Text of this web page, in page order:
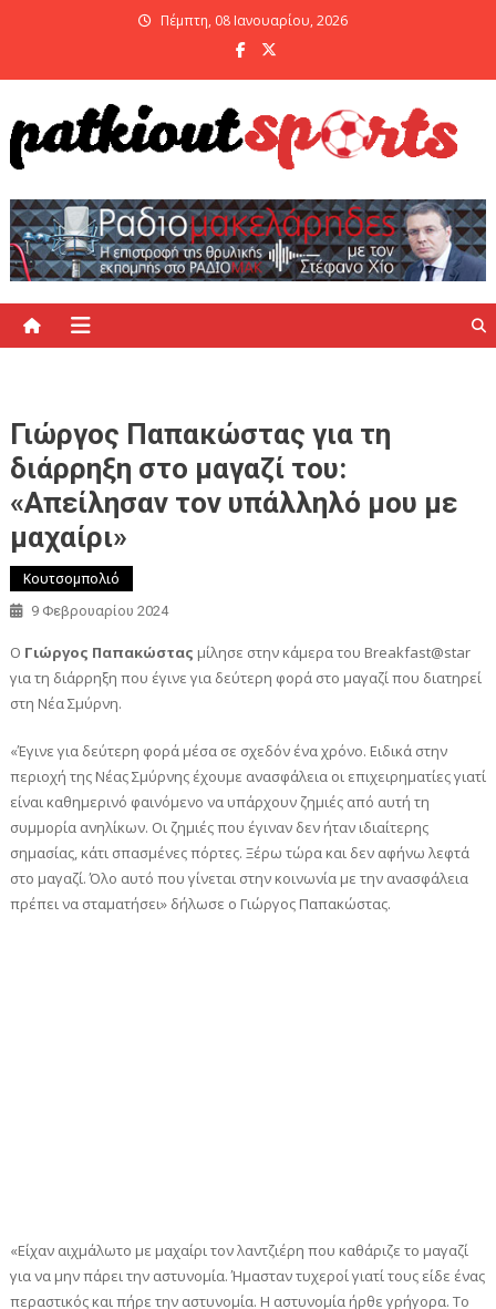
Πέμπτη, 08 Ιανουαρίου, 2026
Γιώργος Παπακώστας για τη
διάρρηξη στο μαγαζί του:
«Απείλησαν τον υπάλληλό μου με
μαχαίρι»
Κουτσομπολιό
9 Φεβρουαρίου 2024
Ο Γιώργος Παπακώστας μίλησε στην κάμερα του Breakfast@star
για τη διάρρηξη που έγινε για δεύτερη φορά στο μαγαζί που διατηρεί
στη Νέα Σμύρνη.
«Έγινε για δεύτερη φορά μέσα σε σχεδόν ένα χρόνο. Ειδικά στην
περιοχή της Νέας Σμύρνης έχουμε ανασφάλεια οι επιχειρηματίες γιατί
είναι καθημερινό φαινόμενο να υπάρχουν ζημιές από αυτή τη
συμμορία ανηλίκων. Οι ζημιές που έγιναν δεν ήταν ιδιαίτερης
σημασίας, κάτι σπασμένες πόρτες. Ξέρω τώρα και δεν αφήνω λεφτά
στο μαγαζί. Όλο αυτό που γίνεται στην κοινωνία με την ανασφάλεια
πρέπει να σταματήσει» δήλωσε ο Γιώργος Παπακώστας.
«Είχαν αιχμάλωτο με μαχαίρι τον λαντζιέρη που καθάριζε το μαγαζί
για να μην πάρει την αστυνομία. Ήμασταν τυχεροί γιατί τους είδε ένας
περαστικός και πήρε την αστυνομία. Η αστυνομία ήρθε γρήγορα. Το